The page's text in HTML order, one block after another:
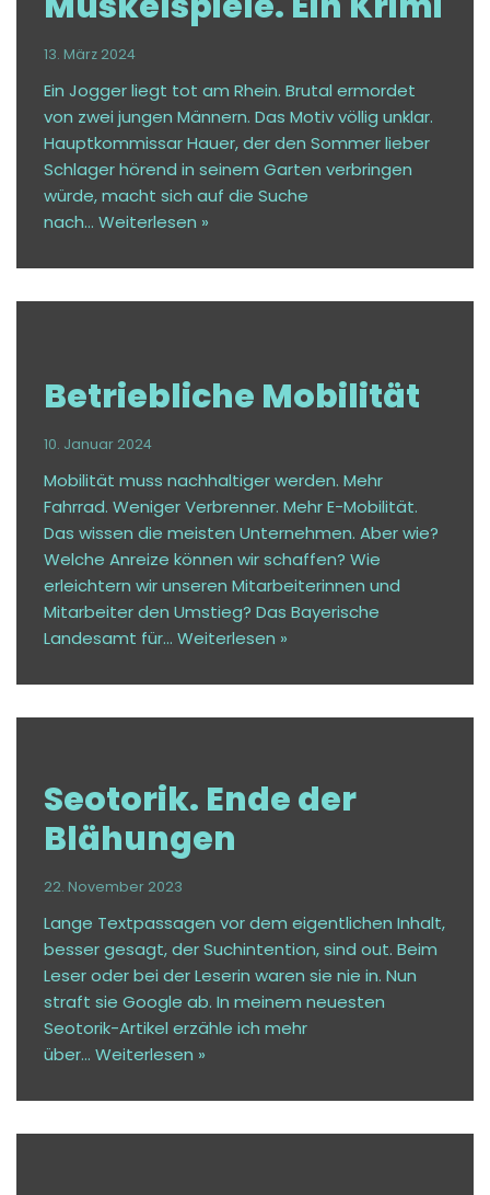
13. März 2024
Ein Jogger liegt tot am Rhein. Brutal ermordet
von zwei jungen Männern. Das Motiv völlig unklar.
Hauptkommissar Hauer, der den Sommer lieber
Schlager hörend in seinem Garten verbringen
würde, macht sich auf die Suche
nach… Weiterlesen »
Betriebliche Mobilität
10. Januar 2024
Mobilität muss nachhaltiger werden. Mehr
Fahrrad. Weniger Verbrenner. Mehr E-Mobilität.
Das wissen die meisten Unternehmen. Aber wie?
Welche Anreize können wir schaffen? Wie
erleichtern wir unseren Mitarbeiterinnen und
Mitarbeiter den Umstieg? Das Bayerische
Landesamt für… Weiterlesen »
Seotorik. Ende der
Blähungen
22. November 2023
Lange Textpassagen vor dem eigentlichen Inhalt,
besser gesagt, der Suchintention, sind out. Beim
Leser oder bei der Leserin waren sie nie in. Nun
straft sie Google ab. In meinem neuesten
Seotorik-Artikel erzähle ich mehr
über… Weiterlesen »